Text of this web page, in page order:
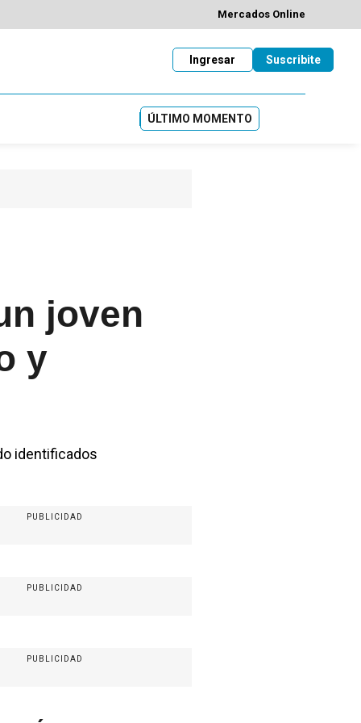
Mercados Online
Suscribite
Ingresar
ÚLTIMO MOMENTO
joven
y
identificados
PUBLICIDAD
PUBLICIDAD
PUBLICIDAD